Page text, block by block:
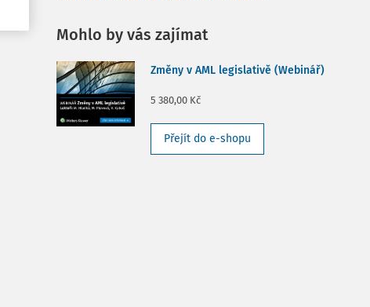
Mohlo by vás zajímat
Změny v AML legislativě (Webinář)
5 380,00 Kč
Přejít do e-shopu